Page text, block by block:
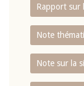
Rapport sur
Note
Note sur la